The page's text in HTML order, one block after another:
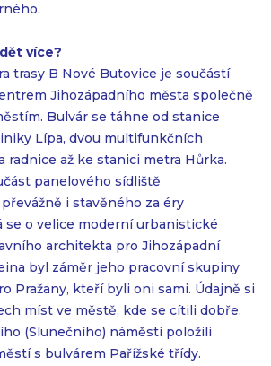
více?
trasy B Nové Butovice je součástí
Jihozápadního města společně
Bulvár se táhne od stanice
Lípa, dvou multifunkčních
radnice až ke stanici metra Hůrka.
panelového sídliště
i stavěného za éry
se o velice moderní urbanistické
architekta pro Jihozápadní
byl záměr jeho pracovní skupiny
Pražany, kteří byli oni sami. Údajně si
míst ve městě, kde se cítili dobře.
(Slunečního) náměstí položili
s bulvárem Pařížské třídy.